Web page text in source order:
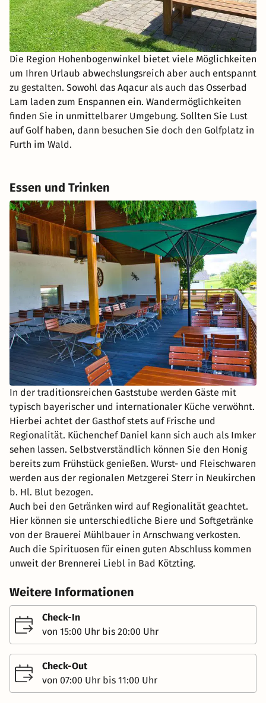
Die Region Hohenbogenwinkel bietet viele Möglichkeiten
um Ihren Urlaub abwechslungsreich aber auch entspannt
zu gestalten. Sowohl das Aqacur als auch das Osserbad
Lam laden zum Enspannen ein. Wandermöglichkeiten
finden Sie in unmittelbarer Umgebung. Sollten Sie Lust
auf Golf haben, dann besuchen Sie doch den Golfplatz in
Furth im Wald.
Essen und Trinken
In der traditionsreichen Gaststube werden Gäste mit
typisch bayerischer und internationaler Küche verwöhnt.
Hierbei achtet der Gasthof stets auf Frische und
Regionalität. Küchenchef Daniel kann sich auch als Imker
sehen lassen. Selbstverständlich können Sie den Honig
bereits zum Frühstück genießen. Wurst- und Fleischwaren
werden aus der regionalen Metzgerei Sterr in Neukirchen
b. Hl. Blut bezogen.
Auch bei den Getränken wird auf Regionalität geachtet.
Hier können sie unterschiedliche Biere und Softgetränke
von der Brauerei Mühlbauer in Arnschwang verkosten.
Auch die Spirituosen für einen guten Abschluss kommen
unweit der Brennerei Liebl in Bad Kötzting.
Weitere Informationen
Check-In
von 15:00 Uhr bis 20:00 Uhr
Check-Out
von 07:00 Uhr bis 11:00 Uhr